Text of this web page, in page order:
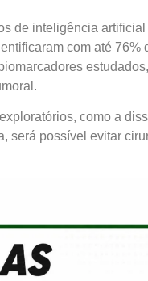
de inteligência
com até 76%
como a
será possível evitar